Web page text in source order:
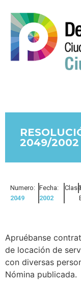
2049/2002
Numero:
2049
Fecha:
2002
Apruébanse
de locación de
con diversas
Nómina publicada.